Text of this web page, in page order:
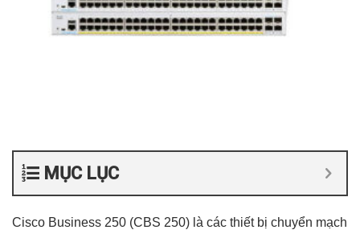
MỤC LỤC
Cisco Business 250 (CBS 250) là các thiết bị chuyển mạch